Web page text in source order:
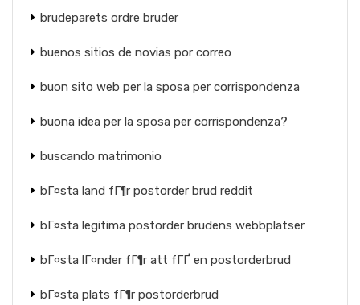
brudeparets ordre bruder
buenos sitios de novias por correo
buon sito web per la sposa per corrispondenza
buona idea per la sposa per corrispondenza?
buscando matrimonio
bГ¤sta land fГ¶r postorder brud reddit
bГ¤sta legitima postorder brudens webbplatser
bГ¤sta lГ¤nder fГ¶r att fГҐ en postorderbrud
bГ¤sta plats fГ¶r postorderbrud